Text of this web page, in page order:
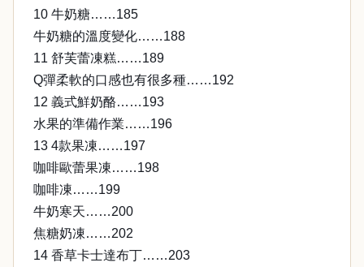
10 牛奶糖……185
牛奶糖的溫度變化……188
11 舒芙蕾凍糕……189
Q彈柔軟的口感也有很多種……192
12 義式鮮奶酪……193
水果的準備作業……196
13 4款果凍……197
咖啡歐蕾果凍……198
咖啡凍……199
牛奶寒天……200
焦糖奶凍……202
14 香草卡士達布丁……203